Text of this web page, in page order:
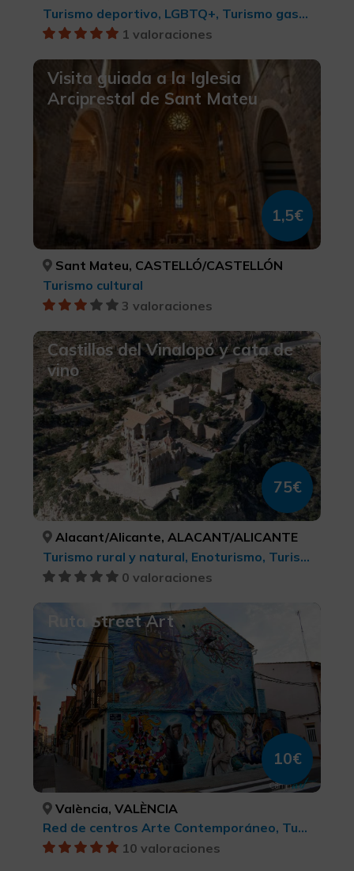
Turismo deportivo, LGBTQ+, Turismo gastronómico, Ciudades, Turismo de ocio y diversión, Turismo cultural, BTT, cicloturismo y ciclismo
1 valoraciones
Visita guiada a la Iglesia
Arciprestal de Sant Mateu
1,5€
Sant Mateu, CASTELLÓ/CASTELLÓN
Turismo cultural
3 valoraciones
Castillos del Vinalopó y cata de
vino
75€
Alacant/Alicante, ALACANT/ALICANTE
Turismo rural y natural, Enoturismo, Turismo cultural
0 valoraciones
Ruta Street Art
10€
València, VALÈNCIA
Red de centros Arte Contemporáneo, Turismo cultural
10 valoraciones